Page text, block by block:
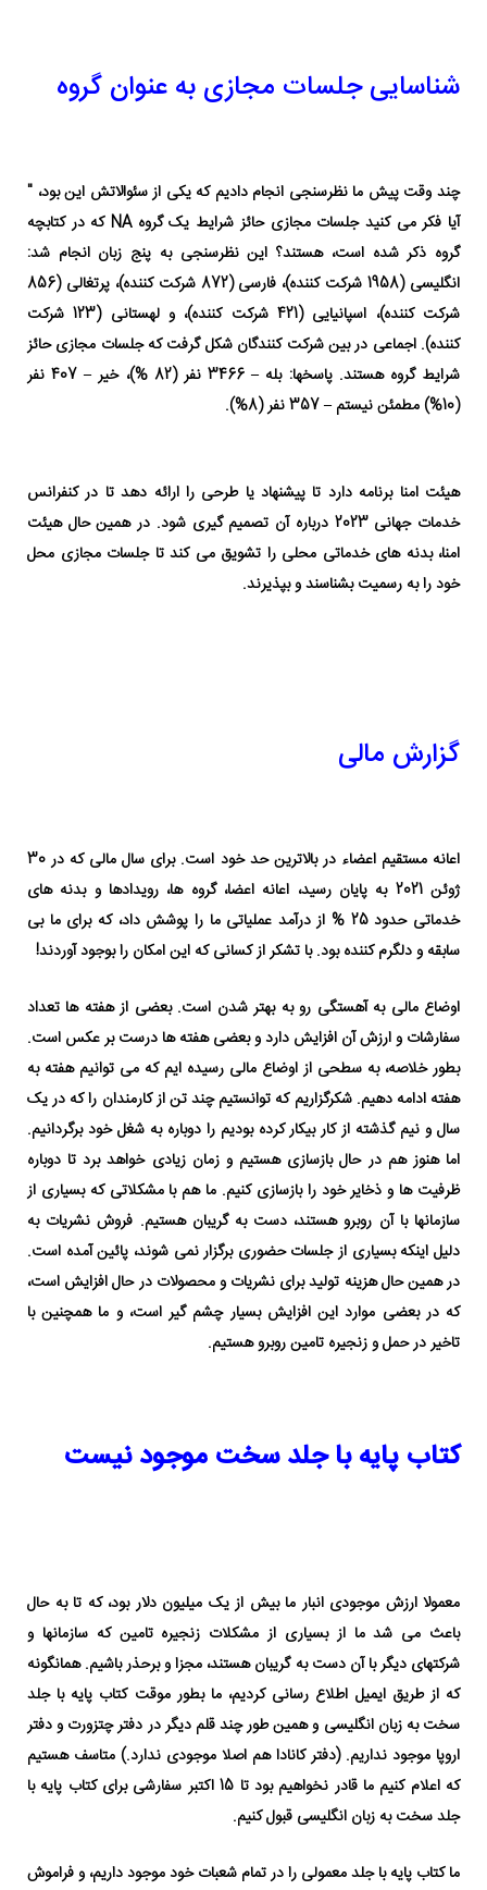
شناسایی جلسات مجازی به عنوان گروه
چند وقت پیش ما نظرسنجی انجام دادیم که یکی از سئوالاتش این بود، "
آیا فکر می کنید جلسات مجازی حائز شرایط یک گروه NA که در کتابچه
گروه ذکر شده است، هستند؟ این نظرسنجی به پنج زبان انجام شد:
انگلیسی (1958 شرکت کننده)، فارسی (872 شرکت کننده)، پرتغالی (856
شرکت کننده)، اسپانیایی (421 شرکت کننده)، و لهستانی (123 شرکت
کننده). اجماعی در بین شرکت کنندگان شکل گرفت که جلسات مجازی حائز
شرایط گروه هستند.
پاسخها: بله – 3466 نفر (82 %)، خیر – 407 نفر
(10%) مطمئن نیستم – 357 نفر (8%).
هیئت امنا برنامه دارد تا پیشنهاد یا طرحی را ارائه دهد تا در کنفرانس
خدمات جهانی 2023 درباره آن تصمیم گیری شود. در همین حال هیئت
امنا، بدنه های خدماتی محلی را تشویق می کند تا جلسات مجازی محل
خود را به رسمیت بشناسند و بپذیرند.
گزارش مالی
اعانه مستقیم اعضاء در بالاترین حد خود است. برای سال مالی که در 30
ژوئن 2021 به پایان رسید، اعانه اعضا، گروه ها، رویدادها و بدنه های
خدماتی حدود 25 % از درآمد عملیاتی ما را پوشش داد، که برای ما بی
سابقه و دلگرم کننده بود. با تشکر از کسانی که این امکان را بوجود آوردند!
اوضاع مالی به آهستگی رو به بهتر شدن است. بعضی از هفته ها تعداد
سفارشات و ارزش آن افزایش دارد و بعضی هفته ها درست بر عکس است.
بطور خلاصه، به سطحی از اوضاع مالی رسیده ایم که می توانیم هفته به
هفته ادامه دهیم. شکرگزاریم که توانستیم چند تن از کارمندان را که در یک
سال و نیم گذشته از کار بیکار کرده بودیم را دوباره به شغل خود برگردانیم.
اما هنوز هم در حال بازسازی هستیم و زمان زیادی خواهد برد تا دوباره
ظرفیت ها و ذخایر خود را بازسازی کنیم. ما هم با مشکلاتی که بسیاری از
سازمانها با آن روبرو هستند، دست به گریبان هستیم. فروش نشریات به
دلیل اینکه بسیاری از جلسات حضوری برگزار نمی شوند، پائین آمده است.
در همین حال هزینه تولید برای نشریات و محصولات در حال افزایش است،
که در بعضی موارد این افزایش بسیار چشم گیر است، و ما همچنین با
تاخیر در حمل و زنجیره تامین روبرو هستیم.
کتاب پایه با جلد سخت موجود نیست
معمولا ارزش موجودی انبار ما بیش از یک میلیون دلار بود، که تا به حال
باعث می شد ما از بسیاری از مشکلات زنجیره تامین که سازمانها و
شرکتهای دیگر با آن دست به گریبان هستند، مجزا و برحذر باشیم. همانگونه
که از طریق ایمیل اطلاع رسانی کردیم، ما بطور موقت کتاب پایه با جلد
سخت به زبان انگلیسی و همین طور چند قلم دیگر در دفتر چتزورت و دفتر
اروپا موجود نداریم. (دفتر کانادا هم اصلا موجودی ندارد.) متاسف هستیم
که اعلام کنیم ما قادر نخواهیم بود تا 15 اکتبر سفارشی برای کتاب پایه با
جلد سخت به زبان انگلیسی قبول کنیم.
ما کتاب پایه با جلد معمولی را در تمام شعبات خود موجود داریم، و فراموش